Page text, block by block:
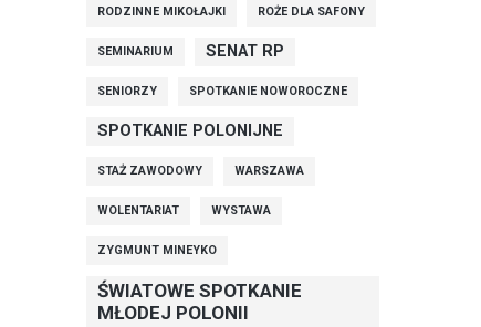
RODZINNE MIKOŁAJKI ROŻE DLA SAFONY
SEMINARIUM SENAT RP
SENIORZY SPOTKANIE NOWOROCZNE
SPOTKANIE POLONIJNE
STAŻ ZAWODOWY WARSZAWA
WOLENTARIAT WYSTAWA
ZYGMUNT MINEYKO
ŚWIATOWE SPOTKANIE
MŁODEJ POLONII